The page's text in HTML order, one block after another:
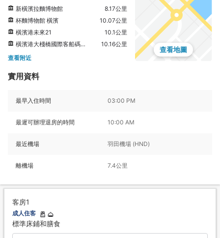
新橫濱拉麵博物館
8.17公里
杯麵博物館 橫濱
10.07公里
橫濱港未來21
10.1公里
橫濱港大棧橋國際客船碼頭（大棧橋）
10.16公里
查看附近
查看地圖
實用資料
最早入住時間 03:00 PM
最遲可辦理退房的時間 10:00 AM
最近機場 羽田機場 (HND)
離機場 7.4公里
客房1
成人住客
標準床鋪和膳食